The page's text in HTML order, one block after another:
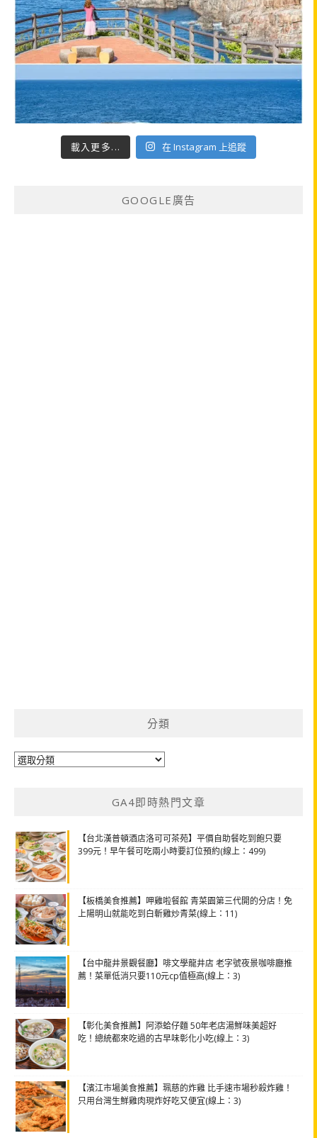
載入更多... 在 Instagram 上追蹤
GOOGLE廣告
分類
分
GA4即時熱門文章
【台北漢普頓酒店洛可可茶苑】平價自助餐吃到飽只要
399元！早午餐可吃兩小時要訂位預約(線上：499)
【板橋美食推薦】呷雞啦餐館 青菜園第三代開的分店！免
上陽明山就能吃到白斬雞炒青菜(線上：11)
【台中龍井景觀餐廳】啡文學龍井店 老字號夜景咖啡廳推
薦！菜單低消只要110元cp值極高(線上：3)
【彰化美食推薦】阿添蛤仔麵 50年老店湯鮮味美超好
吃！總統都來吃過的古早味彰化小吃(線上：3)
【濱江市場美食推薦】珮慈的炸雞 比手速市場秒殺炸雞！
只用台灣生鮮雞肉現炸好吃又便宜(線上：3)